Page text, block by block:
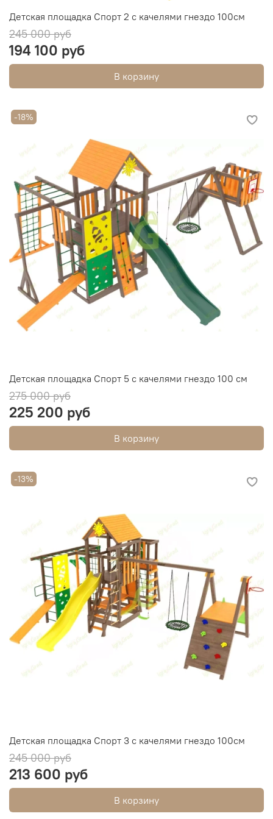
Детская площадка Спорт 2 с качелями гнездо 100см
245 000 руб
194 100 руб
В корзину
-18%
Детская площадка Спорт 5 с качелями гнездо 100 см
275 000 руб
225 200 руб
В корзину
-13%
Детская площадка Спорт 3 с качелями гнездо 100см
245 000 руб
213 600 руб
В корзину